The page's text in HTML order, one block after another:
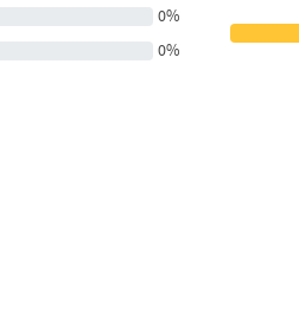
0%
0%